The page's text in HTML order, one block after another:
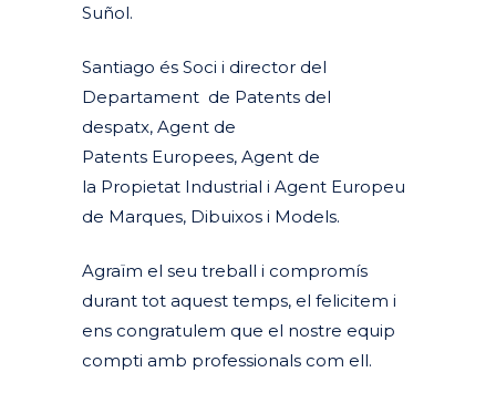
Suñol.
Santiago és Soci i director del
Departament de Patents del
despatx, Agent de
Patents Europees, Agent de
la Propietat Industrial i Agent Europeu
de Marques, Dibuixos i Models.
Agraïm el seu treball i compromís
durant tot aquest temps, el felicitem i
ens congratulem que el nostre equip
compti amb professionals com ell.